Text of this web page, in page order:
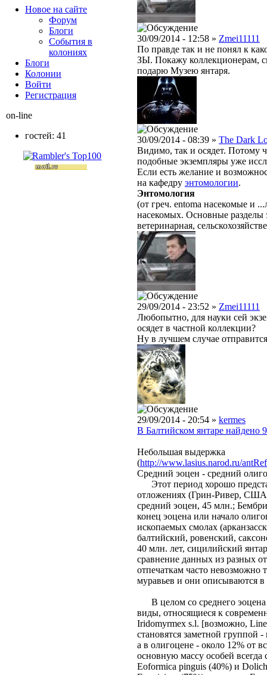
30/09/2014 - 12:58 » Zmei11111
По правде так и не понял к
ЗЫ. Покажу коллекционерам,
подарю Музею янтаря.
30/09/2014 - 08:39 » The Dark
Видимо, так и осядет. Потому
подобные экземпляры уже
Если есть желание и
на кафедру энтомологии.
Энтомология
(от греч. entoma насекомые и
насекомых. Основные
ветеринарная,
29/09/2014 - 23:52 » Zmei11111
Любопытно, для науки сей
осядет в частной коллекции?
Ну в лучшем случае
29/09/2014 - 20:54 » kermes
В Балтийском янтаре найдено
Небольшая выдержка
(http://www.lasius.narod.ru/
Средний эоцен - средний
Этот период хорошо
отложениях (Грин-Ривер,
средний эоцен, 45 млн.;
конец эоцена или начало
ископаемых смолах
балтийский, ровенский,
40 млн. лет, сицилийский
сравнение данных из разных
отпечаткам часто невозможно
муравьев и они описываются
В целом со среднего эоцена
виды, относящиеся к
Iridomyrmex s.l. [возможно,
становятся заметной группой
а в олигоцене - около 12% от
основную массу особей
Eoformica pinguis (40%) и
Новое на сайте
Форум
Блоги
События в
колониях
Блоги
Колонии
Войти
Peгиcтpaция
on-line
гостей: 41